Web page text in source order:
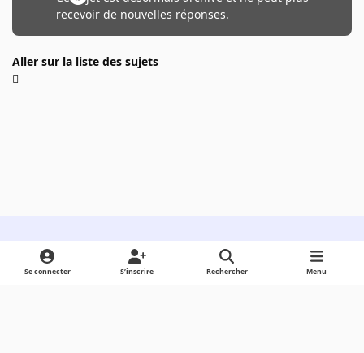
recevoir de nouvelles réponses.
Aller sur la liste des sujets
Light ModeDark ModeSystem Preference
Se connecter S’inscrire Rechercher Menu